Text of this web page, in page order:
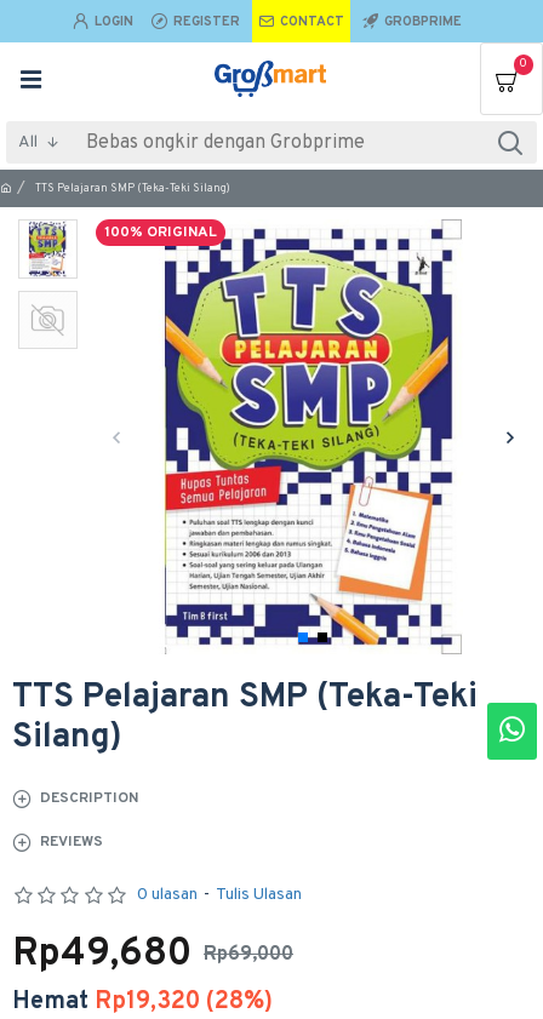
LOGIN REGISTER CONTACT GROBPRIME
0
All
TTS Pelajaran SMP (Teka-Teki Silang)
100% ORIGINAL
TTS Pelajaran SMP (Teka-Teki
Silang)
DESCRIPTION
REVIEWS
0 ulasan - Tulis Ulasan
Rp69,000
Rp49,680
Hemat Rp19,320 (28%)